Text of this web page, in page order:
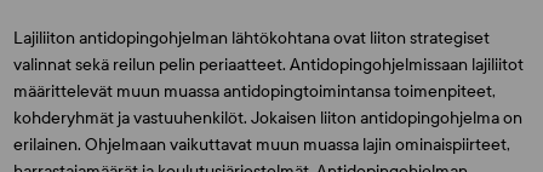
Lajiliiton antidopingohjelman lähtökohtana ovat liiton strategiset
valinnat sekä reilun pelin periaatteet. Antidopingohjelmissaan lajiliitot
määrittelevät muun muassa antidopingtoimintansa toimenpiteet,
kohderyhmät ja vastuuhenkilöt. Jokaisen liiton antidopingohjelma on
erilainen. Ohjelmaan vaikuttavat muun muassa lajin ominaispiirteet,